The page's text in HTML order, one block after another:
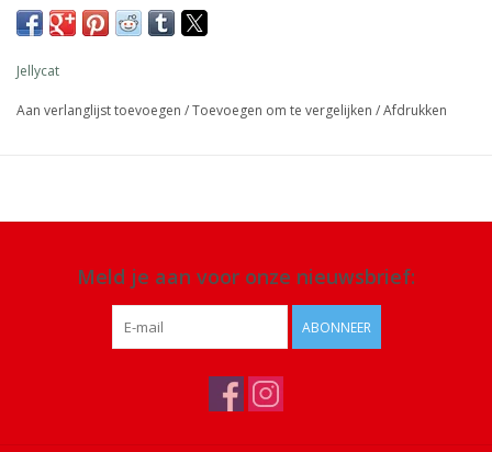
Afmeting: 20 x 8 x 4 cm
droger of chemisch reinigen of strijken
Jellycat
Aan verlanglijst toevoegen /Toevoegen om te vergelijken /Afdrukken
Meld je aan voor onze nieuwsbrief:
ABONNEER